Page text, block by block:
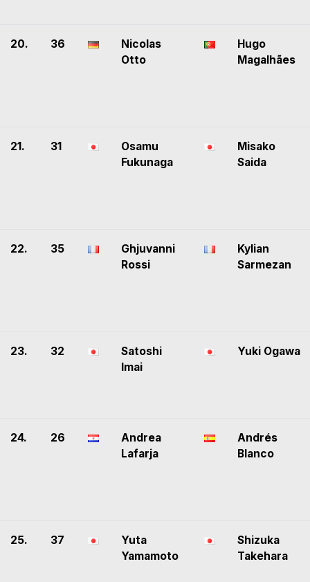
20. 36
Nicolas
Otto
Hugo
Magalhães
21. 31
Osamu
Fukunaga
Misako
Saida
22. 35
Ghjuvanni
Rossi
Kylian
Sarmezan
23. 32
Satoshi
Imai
Yuki Ogawa
24. 26
Andrea
Lafarja
Andrés
Blanco
25. 37
Yuta
Yamamoto
Shizuka
Takehara